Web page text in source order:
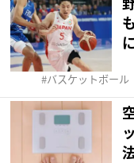
バスケットボール